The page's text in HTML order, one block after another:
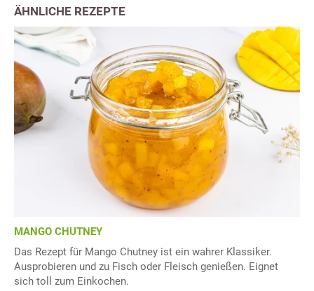
ÄHNLICHE REZEPTE
MANGO CHUTNEY
Das Rezept für Mango Chutney ist ein wahrer Klassiker.
Ausprobieren und zu Fisch oder Fleisch genießen. Eignet
sich toll zum Einkochen.